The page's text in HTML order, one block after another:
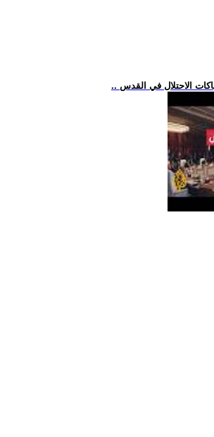
الاحتلال في القدس